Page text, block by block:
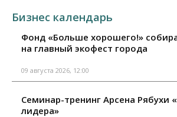
Бизнес календарь
Фонд «Больше хорошего!»
на главный экофест города
09 августа 2026, 12:00
Семинар-тренинг Арсена Рябухи
лидера»